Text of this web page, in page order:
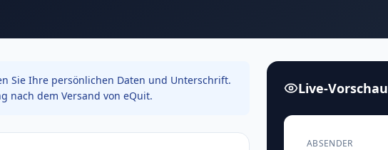
Sie Ihre persönlichen Daten und Unterschrift.
nach dem Versand von eQuit.
Live-Vorschau
ABSENDER